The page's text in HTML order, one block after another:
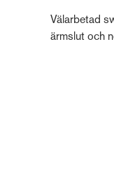
Välarbetad
ärmslut och